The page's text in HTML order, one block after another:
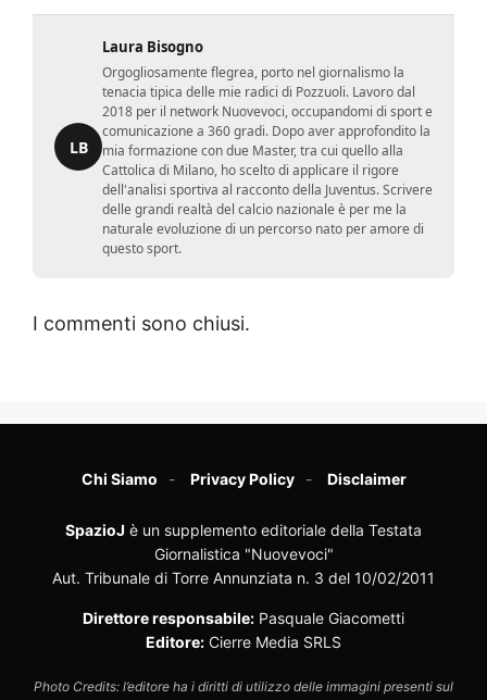
LB
Laura Bisogno
Orgogliosamente flegrea, porto nel giornalismo la
tenacia tipica delle mie radici di Pozzuoli. Lavoro dal
2018 per il network Nuovevoci, occupandomi di sport e
comunicazione a 360 gradi. Dopo aver approfondito la
mia formazione con due Master, tra cui quello alla
Cattolica di Milano, ho scelto di applicare il rigore
dell'analisi sportiva al racconto della Juventus. Scrivere
delle grandi realtà del calcio nazionale è per me la
naturale evoluzione di un percorso nato per amore di
questo sport.
I commenti sono chiusi.
Chi Siamo Privacy Policy Disclaimer
SpazioJ è un supplemento editoriale della Testata
Giornalistica "Nuovevoci"
Aut. Tribunale di Torre Annunziata n. 3 del 10/02/2011
Direttore responsabile: Pasquale Giacometti
Editore: Cierre Media SRLS
Photo Credits: l’editore ha i diritti di utilizzo delle immagini presenti sul